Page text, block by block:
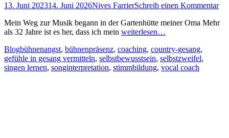
Posted
13. Juni 202314. Juni 2026Autor
Nives FarrierSchreib einen Kommentar
Mein Weg zur Musik begann in der Gartenhütte meiner Oma Mehr
als 32 Jahre ist es her, dass ich mein weiterlesen…
Kategorien
BlogSchlagworte
bühnenangst, bühnenpräsenz, coaching, country-gesang,
gefühle in gesang vermitteln, selbstbewusstsein, selbstzweifel,
singen lernen, songinterpretation, stimmbildung, vocal coach